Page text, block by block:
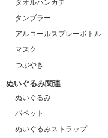
タンブラー
アルコールスプレーボトル
マスク
つぶやき
ぬいぐるみ関連
ぬいぐるみ
パペット
ぬいぐるみストラップ